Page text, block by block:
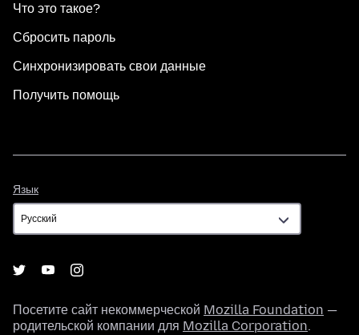
Что это такое?
Сбросить пароль
Синхронизировать свои данные
Получить помощь
Язык
Посетите сайт некоммерческой Mozilla Foundation —
родительской компании для Mozilla Corporation.